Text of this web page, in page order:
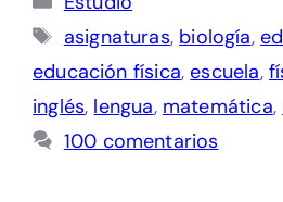
Etiquetas
asignaturas, biología,
educación física,escuela,
inglés, lengua, matemática,
100 comentarios